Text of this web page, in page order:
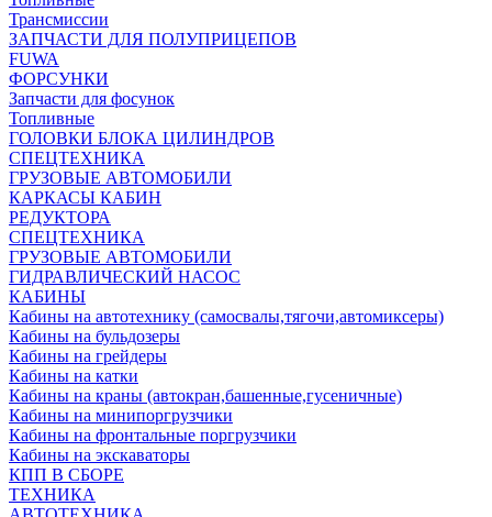
Трансмиссии
ЗАПЧАСТИ ДЛЯ ПОЛУПРИЦЕПОВ
FUWA
ФОРСУНКИ
Запчасти для фосунок
Топливные
ГОЛОВКИ БЛОКА ЦИЛИНДРОВ
СПЕЦТЕХНИКА
ГРУЗОВЫЕ АВТОМОБИЛИ
КАРКАСЫ КАБИН
РЕДУКТОРА
СПЕЦТЕХНИКА
ГРУЗОВЫЕ АВТОМОБИЛИ
ГИДРАВЛИЧЕСКИЙ НАСОС
КАБИНЫ
Кабины на автотехнику (самосвалы,тягочи,автомиксеры)
Кабины на бульдозеры
Кабины на грейдеры
Кабины на катки
Кабины на краны (автокран,башенные,гусеничные)
Кабины на минипоргрузчики
Кабины на фронтальные поргрузчики
Кабины на экскаваторы
КПП В СБОРЕ
ТЕХНИКА